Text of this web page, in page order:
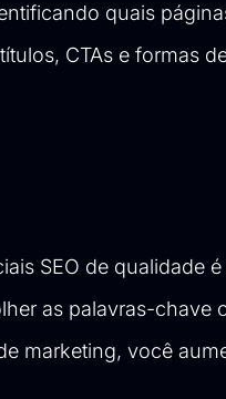
quais
CTAs e formas
SEO de qualidade
as palavras-chave
marketing, você